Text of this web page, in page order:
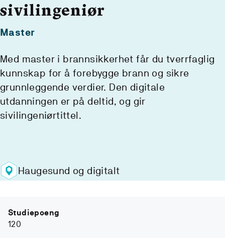
sivilingeniør
Master
Med master i brannsikkerhet får du tverrfaglig
kunnskap for å forebygge brann og sikre
grunnleggende verdier. Den digitale
utdanningen er på deltid, og gir
sivilingeniørtittel.
Haugesund og digitalt
Studiepoeng
120